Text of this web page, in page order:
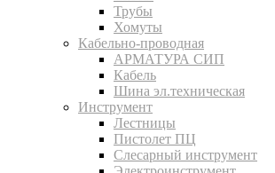
Трубы
Хомуты
Кабельно-проводная
АРМАТУРА СИП
Кабель
Шина эл.техническая
Инструмент
Лестницы
Пистолет ПЦ
Слесарный инструмент